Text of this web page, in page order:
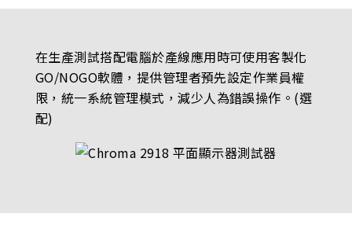
在生產測試搭配電腦於產線應用時可使用客製化
GO/NOGO軟體，提供管理者預先設定作業員權
限，統一系統管理模式，減少人為錯誤操作。(選
配)